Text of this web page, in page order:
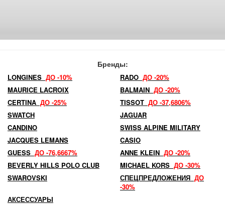
Бренды:
LONGINES ДО -10% RADO ДО -20%
MAURICE LACROIX
BALMAIN ДО -20%
CERTINA ДО -25% TISSOT ДО -37,6806%
SWATCH
JAGUAR
CANDINO
SWISS ALPINE MILITARY
JACQUES LEMANS
CASIO
GUESS ДО -76,6667% ANNE KLEIN ДО -20%
BEVERLY HILLS POLO CLUB
MICHAEL KORS ДО -30%
SWAROVSKI
СПЕЦПРЕДЛОЖЕНИЯ ДО
-30%
АКСЕССУАРЫ